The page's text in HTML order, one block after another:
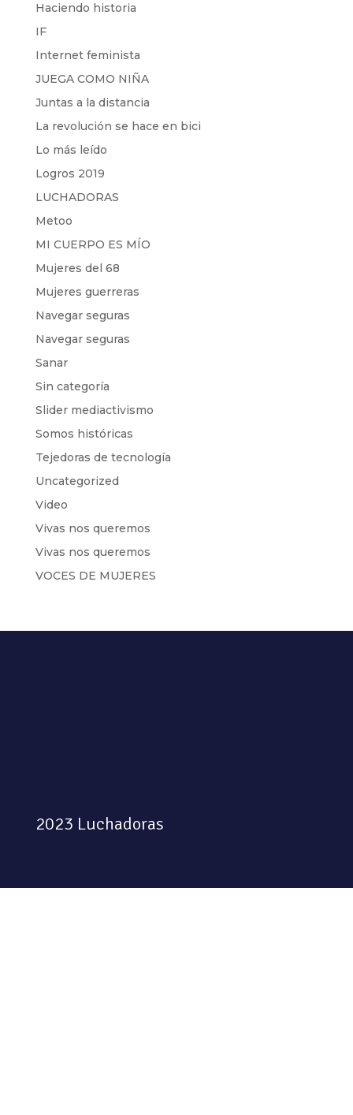
Haciendo historia
IF
Internet feminista
JUEGA COMO NIÑA
Juntas a la distancia
La revolución se hace en bici
Lo más leído
Logros 2019
LUCHADORAS
Metoo
MI CUERPO ES MÍO
Mujeres del 68
Mujeres guerreras
Navegar seguras
Navegar seguras
Sanar
Sin categoría
Slider mediactivismo
Somos históricas
Tejedoras de tecnología
Uncategorized
Video
Vivas nos queremos
Vivas nos queremos
VOCES DE MUJERES
2023 Luchadoras